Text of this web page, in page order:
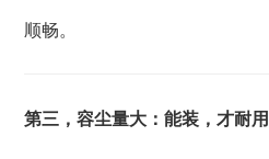
顺畅。
第三，容尘量大：能装，才耐用